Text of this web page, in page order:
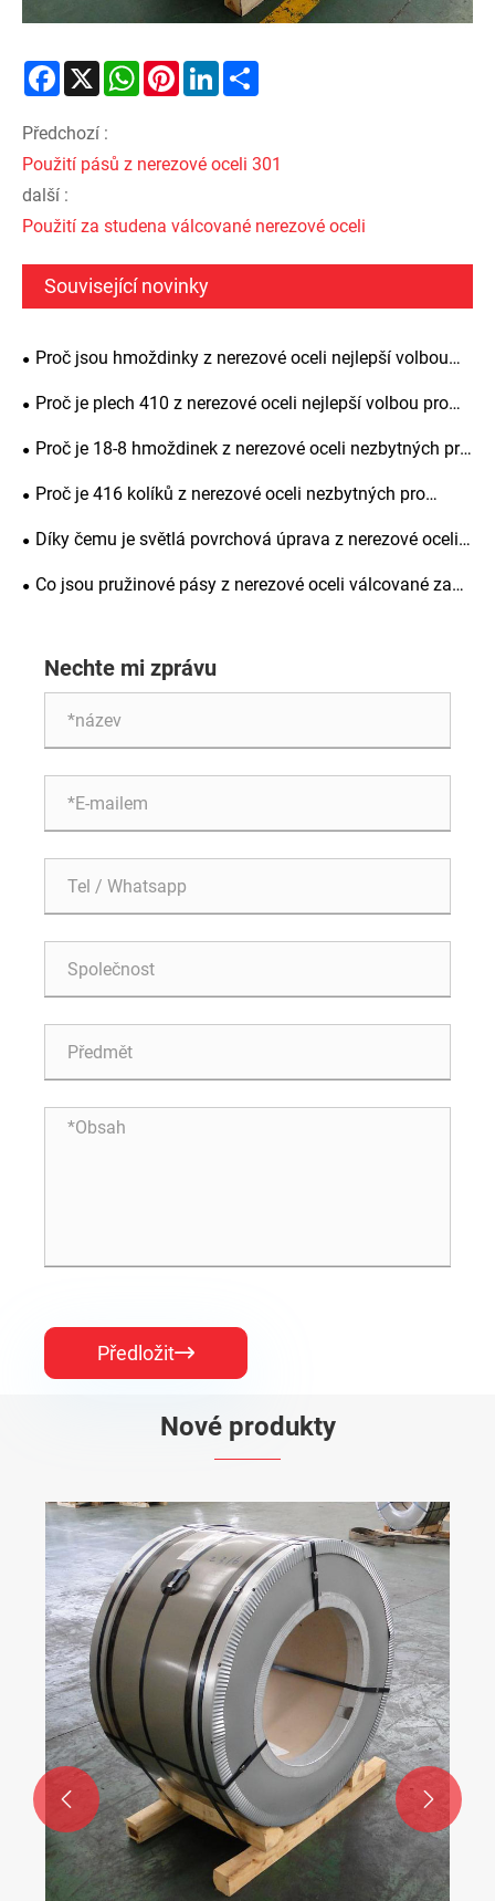
Facebook
X WhatsAppPinterestLinkedIn
Předchozí :
Použití pásů z nerezové oceli 301
další :
Použití za studena válcované nerezové oceli
Související novinky
Proč jsou hmoždinky z nerezové oceli nejlepší volbou
pro přesné vyrovnání, pevnost konstrukce a dlouhodobou
Proč je plech 410 z nerezové oceli nejlepší volbou pro
průmyslové aplikace
Proč je 18-8 hmoždinek z nerezové oceli nezbytných pro
přesné strojírenství
Proč je 416 kolíků z nerezové oceli nezbytných pro
přesné strojírenství
Díky čemu je světlá povrchová úprava z nerezové oceli
oblíbenou volbou pro výrobu
Co jsou pružinové pásy z nerezové oceli válcované za
Nechte mi zprávu
Předložit
Nové produkty
 